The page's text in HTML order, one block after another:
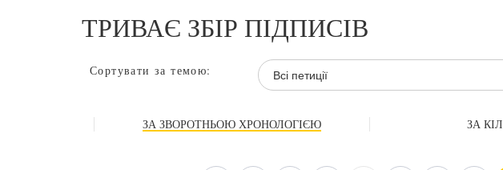
ТРИВАЄ ЗБІР ПІДПИСІВ
Сортувати за темою: Всі петиції
ЗА ЗВОРОТНЬОЮ ХРОНОЛОГІЄЮ ЗА